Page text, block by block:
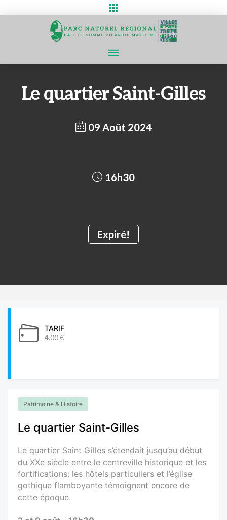
Le quartier Saint-Gilles
09 Août 2024
Expiré!
16h30
TARIF
4.00 €
Patrimoine & Histoire
Le quartier Saint-Gilles
Le quartier Saint Gilles s’étendait jusqu’au début
du XXe siècle entre le centreville historique et les
fortifications: les hôtels particuliers et l’église
gothique flamboyante témoignent encore de
cette époque.